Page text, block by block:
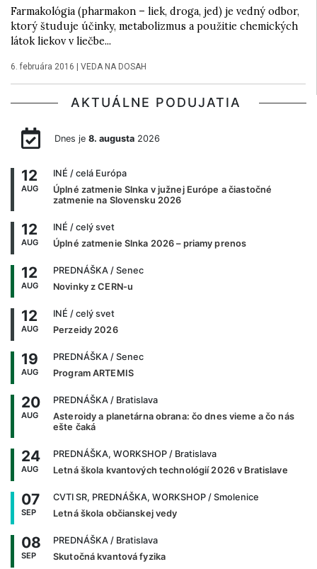
Farmakológia (pharmakon – liek, droga, jed) je vedný odbor,
ktorý študuje účinky, metabolizmus a použitie chemických
látok liekov v liečbe...
6. februára 2016 | VEDA NA DOSAH
AKTUÁLNE PODUJATIA
Dnes je 8. augusta2026
12
AUG
INÉ / celá Európa
Úplné zatmenie Slnka v južnej Európe a čiastočné
zatmenie na Slovensku 2026
12
AUG
INÉ / celý svet
Úplné zatmenie Slnka 2026 – priamy prenos
12
AUG
PREDNÁŠKA / Senec
Novinky z CERN-u
12
AUG
INÉ / celý svet
Perzeidy 2026
19
AUG
PREDNÁŠKA / Senec
Program ARTEMIS
20
AUG
PREDNÁŠKA / Bratislava
Asteroidy a planetárna obrana: čo dnes vieme a čo nás
ešte čaká
24
AUG
PREDNÁŠKA, WORKSHOP / Bratislava
Letná škola kvantových technológií 2026 v Bratislave
07
SEP
CVTI SR, PREDNÁŠKA, WORKSHOP / Smolenice
Letná škola občianskej vedy
08
SEP
PREDNÁŠKA / Bratislava
Skutočná kvantová fyzika